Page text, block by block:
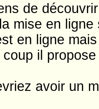
de
mise en ligne
en ligne
il
avoir un